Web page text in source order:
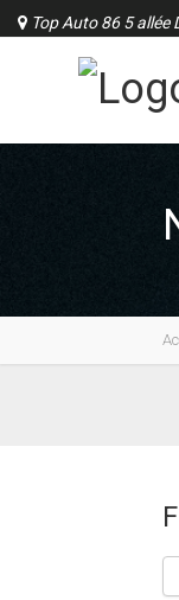
Top Auto 86 5 allée